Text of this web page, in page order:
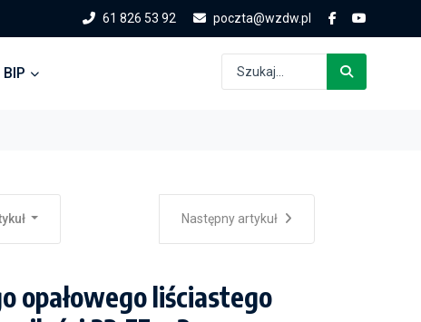
61 826 53 92 poczta@wzdw.pl
BIP
Następny artykuł
opałowego liściastego